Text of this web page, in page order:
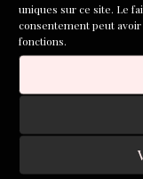
uniques sur ce site. Le
consentement peut
fonctions.